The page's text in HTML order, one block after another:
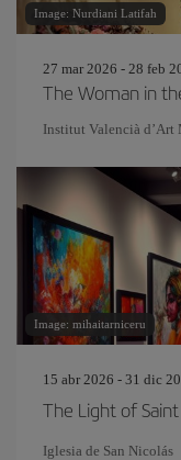
Image: Nurdiani Latifah
27 mar 2026 - 28 feb
The Woman in
Institut Valencià d’Art
Image: mihaitarniceru
15 abr 2026 - 31 dic
The Light of
Iglesia de San Nicolás